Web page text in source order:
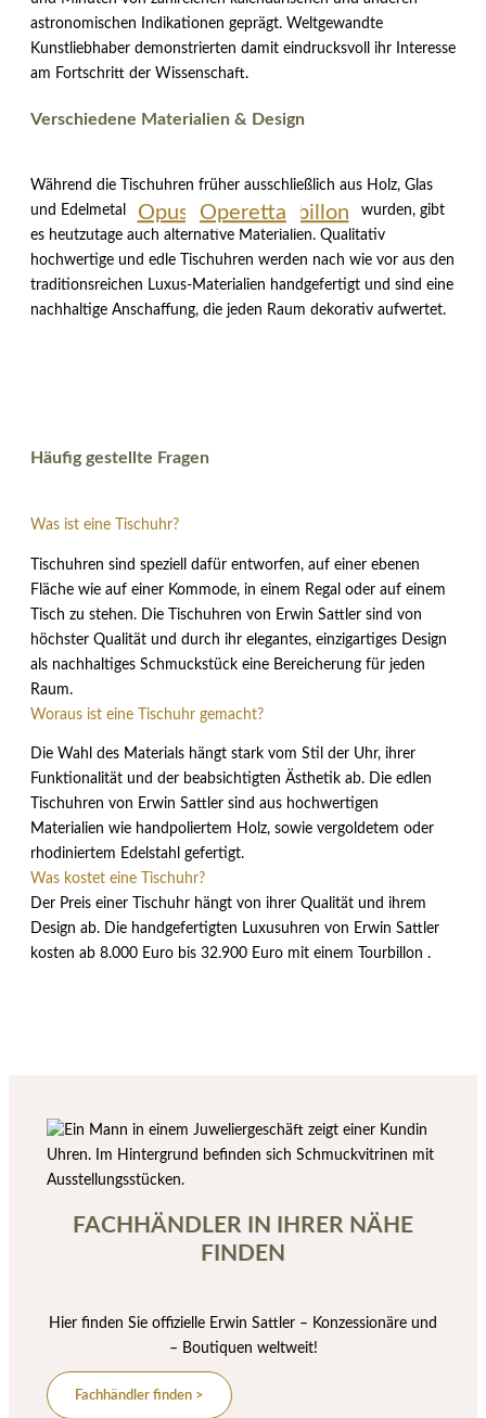
Lunaris II
Lunaris II
Vitrea
Opus Moon Tourbillon
Metrica II
Operetta
astronomischen Indikationen geprägt. Weltgewandte
Kunstliebhaber demonstrierten damit eindrucksvoll ihr Interesse
am Fortschritt der Wissenschaft.
Verschiedene Materialien & Design
Während die Tischuhren früher ausschließlich aus Holz, Glas
und Edelmetallen wie Gold oder Silber hergestellt wurden, gibt
es heutzutage auch alternative Materialien. Qualitativ
hochwertige und edle Tischuhren werden nach wie vor aus den
traditionsreichen Luxus-Materialien handgefertigt und sind eine
nachhaltige Anschaffung, die jeden Raum dekorativ aufwertet.
Häufig gestellte Fragen
Was ist eine Tischuhr?
Tischuhren sind speziell dafür entworfen, auf einer ebenen
Fläche wie auf einer Kommode, in einem Regal oder auf einem
Tisch zu stehen. Die Tischuhren von Erwin Sattler sind von
höchster Qualität und durch ihr elegantes, einzigartiges Design
als nachhaltiges Schmuckstück eine Bereicherung für jeden
Raum.
Woraus ist eine Tischuhr gemacht?
Die Wahl des Materials hängt stark vom Stil der Uhr, ihrer
Funktionalität und der beabsichtigten Ästhetik ab. Die edlen
Tischuhren von Erwin Sattler sind aus hochwertigen
Materialien wie handpoliertem Holz, sowie vergoldetem oder
rhodiniertem Edelstahl gefertigt.
Was kostet eine Tischuhr?
Der Preis einer Tischuhr hängt von ihrer Qualität und ihrem
Design ab. Die handgefertigten Luxusuhren von Erwin Sattler
kosten ab 8.000 Euro bis 32.900 Euro mit einem Tourbillon .
FACHHÄNDLER IN IHRER NÄHE
FINDEN
Hier finden Sie offizielle Erwin Sattler – Konzessionäre und
– Boutiquen weltweit!
Fachhändler finden >